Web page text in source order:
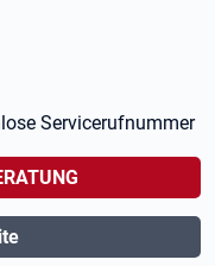
Servicerufnummer